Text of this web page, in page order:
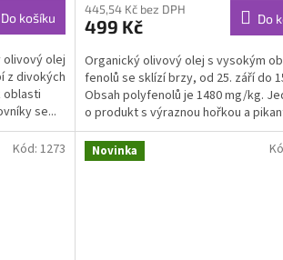
Do košíku
olej
z divokých
oblasti
se...
445,54 Kč bez DPH
499 Kč Do
Organický olivový olej s vysokým
fenolů se sklízí brzy, od 25. září do
Obsah polyfenolů je 1480 mg/kg.
o produkt s výraznou hořkou a
Kód: 1273 Novinka